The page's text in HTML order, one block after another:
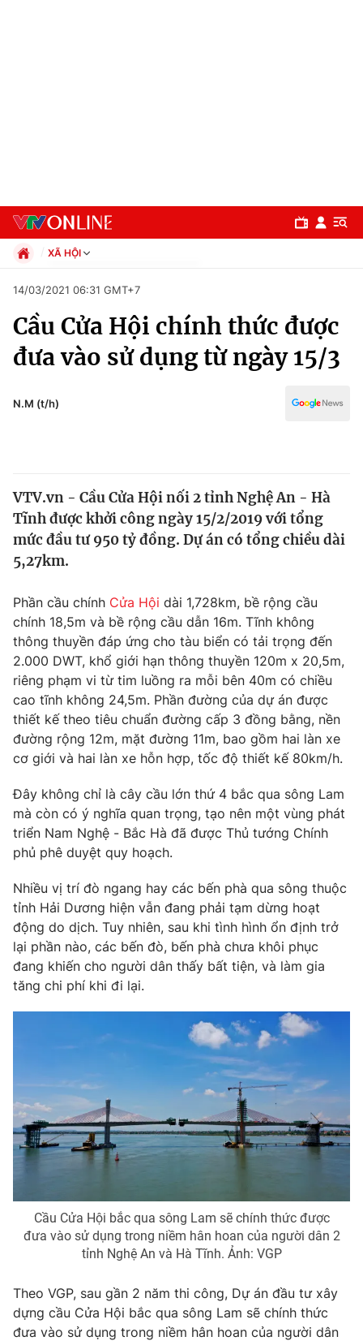
Chuyên mục
Chính trị
Y tế
Thế giới
Thế giới đó đây
Câu chuyện quốc tế
Kinh tế
Tài chính
Thị trường
Góc doanh nghiệp
Dữ liệu và đời sống
Truyền hình
Phim VTV
Hậu trường
Nhân vật
Khán giả
Giải sao mai
Giải trí
Âm nhạc
Sao
Đời sống
Du lịch
Làm đẹp
Chất lượng cuộc sống
Giáo dục
Học trực tuyến
Công nghệ
Hitech Công nghệ tương lai
Sản phẩm
Thị trường
Giao lưu trực tuyến
Lịch phát sóng
Emagazine Podcast
Photo Infographic
Video
VTV Money VTV Thể thao
VTV Sức khoẻ Bất động sản
Thị trường 24h Tấm lòng Việt
XÃ HỘI
Xã hội
Pháp luật
Thể thao
Văn hóa - Giải trí
Giáo dục
14/03/2021 06:31 GMT+7
Cầu Cửa Hội chính thức được
đưa vào sử dụng từ ngày 15/3
N.M (t/h)
VTV.vn - Cầu Cửa Hội nối 2 tỉnh Nghệ An - Hà
Tĩnh được khởi công ngày 15/2/2019 với tổng
mức đầu tư 950 tỷ đồng. Dự án có tổng chiều dài
5,27km.
Phần cầu chính Cửa Hội dài 1,728km, bề rộng cầu
chính 18,5m và bề rộng cầu dẫn 16m. Tĩnh không
thông thuyền đáp ứng cho tàu biển có tải trọng đến
2.000 DWT, khổ giới hạn thông thuyền 120m x 20,5m,
riêng phạm vi từ tim luồng ra mỗi bên 40m có chiều
cao tĩnh không 24,5m. Phần đường của dự án được
thiết kế theo tiêu chuẩn đường cấp 3 đồng bằng, nền
đường rộng 12m, mặt đường 11m, bao gồm hai làn xe
cơ giới và hai làn xe hỗn hợp, tốc độ thiết kế 80km/h.
Đây không chỉ là cây cầu lớn thứ 4 bắc qua sông Lam
mà còn có ý nghĩa quan trọng, tạo nên một vùng phát
triển Nam Nghệ - Bắc Hà đã được Thủ tướng Chính
phủ phê duyệt quy hoạch.
Nhiều vị trí đò ngang hay các bến phà qua sông thuộc
tỉnh Hải Dương hiện vẫn đang phải tạm dừng hoạt
động do dịch. Tuy nhiên, sau khi tình hình ổn định trở
lại phần nào, các bến đò, bến phà chưa khôi phục
đang khiến cho người dân thấy bất tiện, và làm gia
tăng chi phí khi đi lại.
Cầu Cửa Hội bắc qua sông Lam sẽ chính thức được
đưa vào sử dụng trong niềm hân hoan của người dân 2
tỉnh Nghệ An và Hà Tĩnh. Ảnh: VGP
Theo VGP, sau gần 2 năm thi công, Dự án đầu tư xây
dựng cầu Cửa Hội bắc qua sông Lam sẽ chính thức
đưa vào sử dụng trong niềm hân hoan của người dân